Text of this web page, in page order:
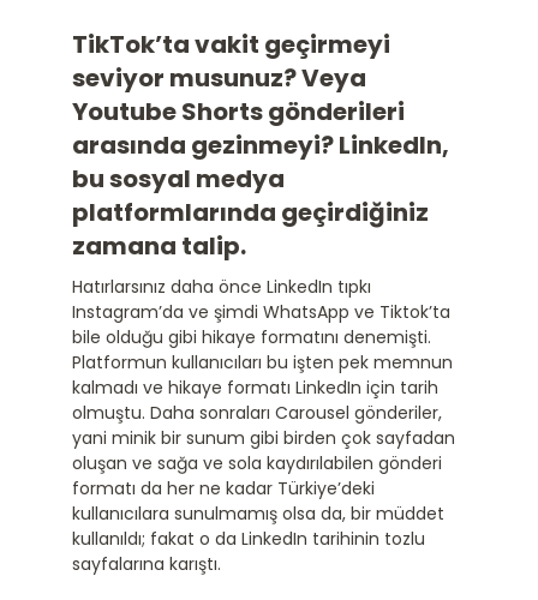
Kitap
İletişim
Hesabım
Sepet
English
Türkçe
TikTok’ta vakit geçirmeyi
seviyor musunuz? Veya
Youtube Shorts gönderileri
arasında gezinmeyi? LinkedIn,
bu sosyal medya
platformlarında geçirdiğiniz
zamana talip.
Hatırlarsınız daha önce LinkedIn tıpkı
Instagram’da ve şimdi WhatsApp ve Tiktok’ta
bile olduğu gibi hikaye formatını denemişti.
Platformun kullanıcıları bu işten pek memnun
kalmadı ve hikaye formatı LinkedIn için tarih
olmuştu. Daha sonraları Carousel gönderiler,
yani minik bir sunum gibi birden çok sayfadan
oluşan ve sağa ve sola kaydırılabilen gönderi
formatı da her ne kadar Türkiye’deki
kullanıcılara sunulmamış olsa da, bir müddet
kullanıldı; fakat o da LinkedIn tarihinin tozlu
sayfalarına karıştı.